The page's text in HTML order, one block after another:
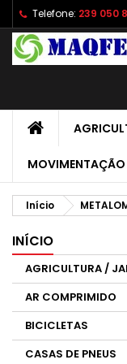
Telefone: 239 050
MOVIMENTAÇÃO
Início
INÍCIO
AGRICULTURA /
AR COMPRIMIDO
BICICLETAS
CASAS DE PNEUS